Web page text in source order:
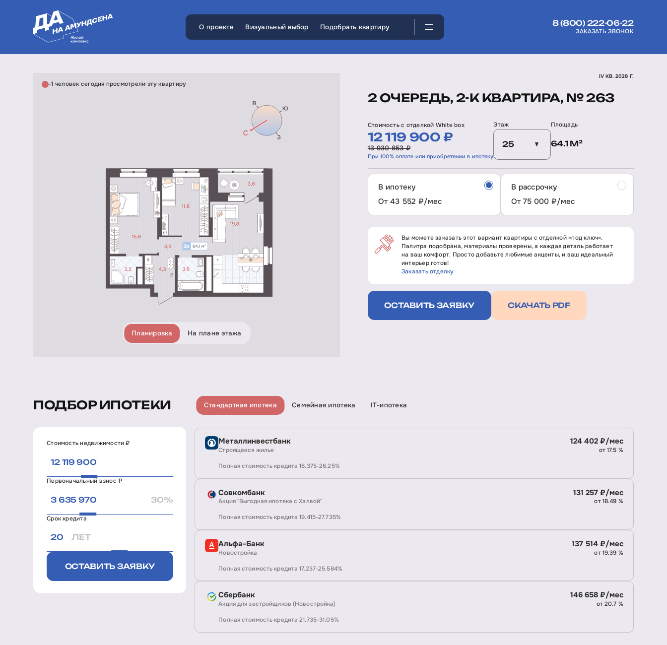
О проекте Визуальный выбор Подобрать квартиру 8 (800) 222-06-22
ЗАКАЗАТЬ ЗВОНОК
-1 человек сегодня просмотрели эту квартиру
Планировка На плане этажа
IV КВ. 2028 Г.
2 ОЧЕРЕДЬ, 2-К КВАРТИРА, № 263
Стоимость с отделкой White box
12 119 900 ₽
13 930 853 ₽
При 100% оплате или приобретении в ипотеку
Этаж
25
Площадь
64.1 М²
В ипотеку
От 43 552 ₽/мес
В рассрочку
От 75 000 ₽/мес
Вы можете заказать этот вариант квартиры с отделкой «под ключ».
Палитра подобрана, материалы проверены, а каждая деталь работает
на ваш комфорт. Просто добавьте любимые акценты, и ваш идеальный
интерьер готов!
Заказать отделку
ОСТАВИТЬ ЗАЯВКУ СКАЧАТЬ PDF
ПОДБОР ИПОТЕКИ
Стоимость недвижимости ₽
Первоначальный взнос ₽
30%
Срок кредита
ЛЕТ
ОСТАВИТЬ ЗАЯВКУ
Стандартная ипотека Семейная ипотека IT-ипотека
Металлинвестбанк
Строящееся жилье
Полная стоимость кредита 18.375-26.25%
124 402 ₽/мес
от 17.5 %
Совкомбанк
Акция "Выгодная ипотека с Халвой"
Полная стоимость кредита 19.415-27.735%
131 257 ₽/мес
от 18.49 %
Альфа-Банк
Новостройка
Полная стоимость кредита 17.237-25.584%
137 514 ₽/мес
от 19.39 %
Сбербанк
Акция для застройщиков (Новостройка)
Полная стоимость кредита 21.735-31.05%
146 658 ₽/мес
от 20.7 %